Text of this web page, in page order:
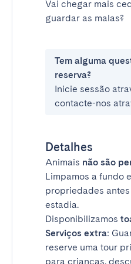
Vai chegar mais
guardar as malas?
Tem alguma
reserva?
Inicie sessão
contacte-nos
Detalhes
Animais não são
Limpamos a fundo
propriedades
estadia.
Disponibilizamos
Serviços extra:
reserve uma tour
para crianças,